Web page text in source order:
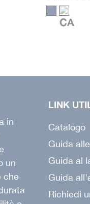
in
un
che
LINK
Catalogo
Guida
Guida al
Guida
Richiedi